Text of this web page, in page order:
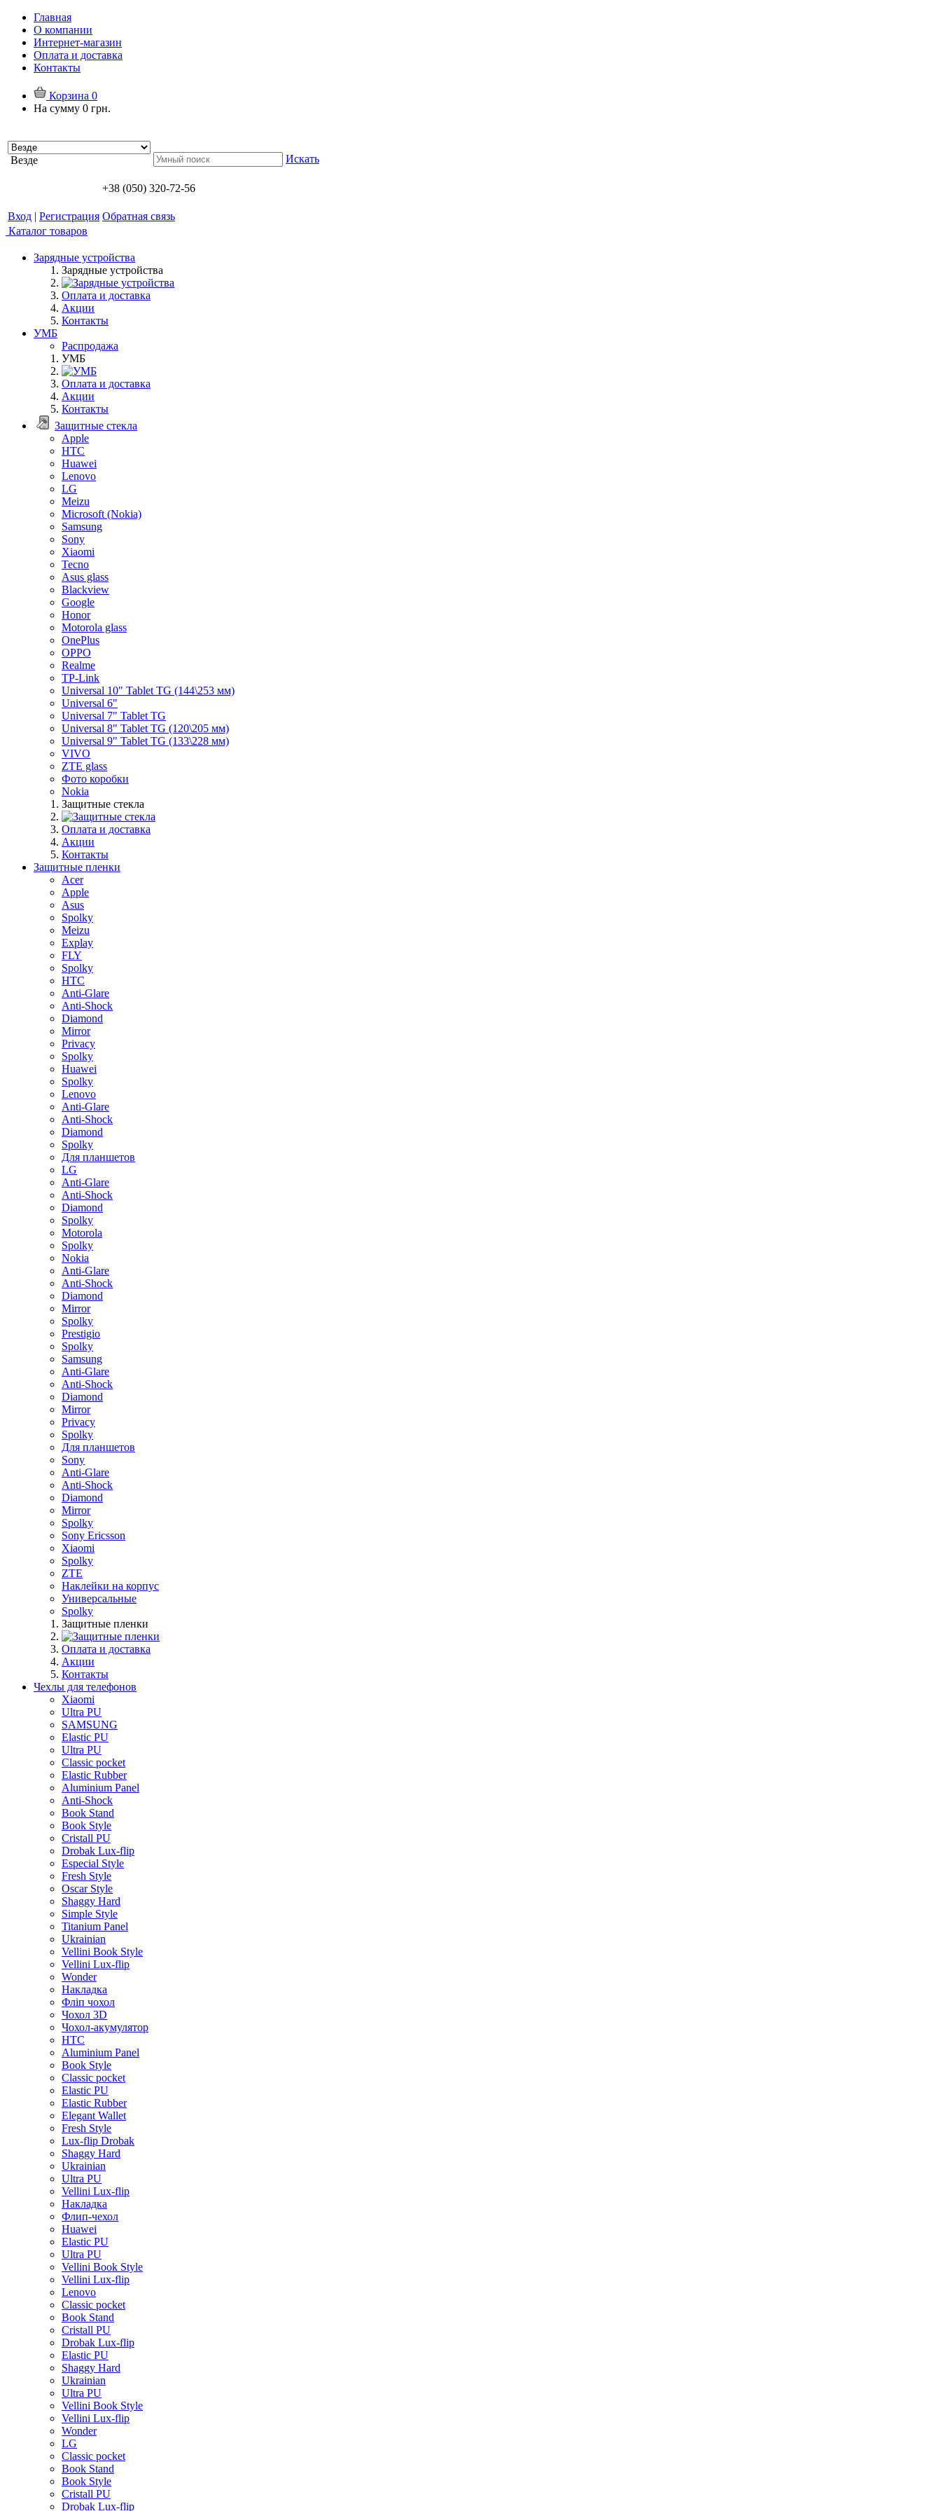
Главная
О компании
Интернет-магазин
Оплата и доставка
Контакты
Корзина 0
На сумму 0 грн.
Везде Искать
+38 (050) 320-72-56
Вход | Регистрация Обратная связь
Каталог товаров
Зарядные устройства
Зарядные устройства
Оплата и доставка
Акции
Контакты
УМБ
Распродажа
УМБ
Оплата и доставка
Акции
Контакты
Защитные стекла
Apple
HTC
Huawei
Lenovo
LG
Meizu
Microsoft (Nokia)
Samsung
Sony
Xiaomi
Tecno
Asus glass
Blackview
Google
Honor
Motorola glass
OnePlus
OPPO
Realme
TP-Link
Universal 10" Tablet TG (144\253 мм)
Universal 6"
Universal 7" Tablet TG
Universal 8" Tablet TG (120\205 мм)
Universal 9" Tablet TG (133\228 мм)
VIVO
ZTE glass
Фото коробки
Nokia
Защитные стекла
Оплата и доставка
Акции
Контакты
Защитные пленки
Acer
Apple
Asus
Spolky
Meizu
Explay
FLY
Spolky
HTC
Anti-Glare
Anti-Shock
Diamond
Mirror
Privacy
Spolky
Huawei
Spolky
Lenovo
Anti-Glare
Anti-Shock
Diamond
Spolky
Для планшетов
LG
Anti-Glare
Anti-Shock
Diamond
Spolky
Motorola
Spolky
Nokia
Anti-Glare
Anti-Shock
Diamond
Mirror
Spolky
Prestigio
Spolky
Samsung
Anti-Glare
Anti-Shock
Diamond
Mirror
Privacy
Spolky
Для планшетов
Sony
Anti-Glare
Anti-Shock
Diamond
Mirror
Spolky
Sony Ericsson
Xiaomi
Spolky
ZTE
Наклейки на корпус
Универсальные
Spolky
Защитные пленки
Оплата и доставка
Акции
Контакты
Чехлы для телефонов
Xiaomi
Ultra PU
SAMSUNG
Elastic PU
Ultra PU
Classic pocket
Elastic Rubber
Aluminium Panel
Anti-Shock
Book Stand
Book Style
Cristall PU
Drobak Lux-flip
Especial Style
Fresh Style
Oscar Style
Shaggy Hard
Simple Style
Titanium Panel
Ukrainian
Vellini Book Style
Vellini Lux-flip
Wonder
Накладка
Фліп чохол
Чохол 3D
Чохол-акумулятор
HTC
Aluminium Panel
Book Style
Classic pocket
Elastic PU
Elastic Rubber
Elegant Wallet
Fresh Style
Lux-flip Drobak
Shaggy Hard
Ukrainian
Ultra PU
Vellini Lux-flip
Накладка
Флип-чехол
Huawei
Elastic PU
Ultra PU
Vellini Book Style
Vellini Lux-flip
Lenovo
Classic pocket
Book Stand
Cristall PU
Drobak Lux-flip
Elastic PU
Shaggy Hard
Ukrainian
Ultra PU
Vellini Book Style
Vellini Lux-flip
Wonder
LG
Classic pocket
Book Stand
Book Style
Cristall PU
Drobak Lux-flip